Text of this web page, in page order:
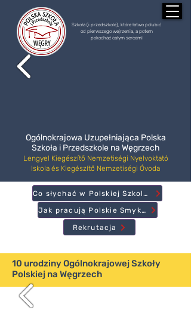
Szkoła (i przedszkole), które łatwo polubić
od pierwszego wejrzenia, a potem
pokochać całym sercem!
Ogólnokrajowa Uzupełniająca Polska
Szkoła i Przedszkole na Węgrzech
Lengyel Kiegészítő Nemzetiségi Nyelvoktató
Iskola és Kiegészítő Nemzetiségi Óvoda
Rekrutacja
Jak pracują Polskie Smyki?
Co słychać w Polskiej Szkole?
10 urodziny Ogólnokrajowej Szkoły
Polskiej na Węgrzech